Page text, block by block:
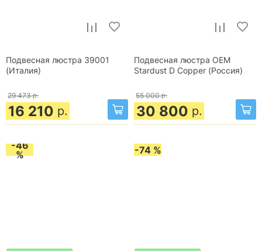
Подвесная люстра 39001
(Италия)
29 473 р.
16 210 р.
Подвесная люстра OEM
Stardust D Copper (Россия)
55 000 р.
30 800 р.
-46
%
-74 %